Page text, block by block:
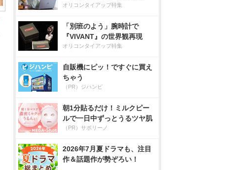
オリコンタイアップ特集
「別班のよう」腕時計で
『VIVANT』の世界観再現
オリコンタイアップ特集
自販機にピッ！ですぐに買え
ちゃう
（PR）ジハンピ
朝1分貼るだけ！ミルクピー
ルで一日中ずっとうるツヤ肌
（PR）サボリーノ
2026年7月夏ドラマも、注目
作＆話題作が勢ぞろい！